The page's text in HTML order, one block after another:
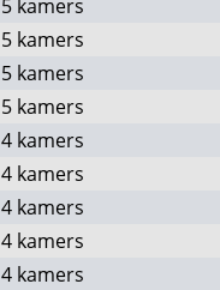
5 kamers
5 kamers
5 kamers
5 kamers
4 kamers
4 kamers
4 kamers
4 kamers
4 kamers